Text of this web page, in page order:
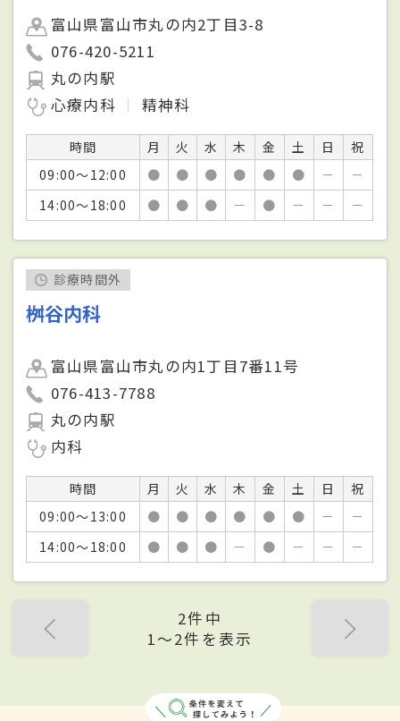
富山県富山市丸の内2丁目3-8
076-420-5211
丸の内駅
心療内科
精神科
時間 月 火 水 木 金 土 日
祝
09:00～12:00
● ● ● ● ● ● －
－
14:00～18:00
● ● ● － ● － － －
診療時間外
桝谷内科
富山県富山市丸の内1丁目7番11号
076-413-7788
丸の内駅
内科
時間 月 火 水 木 金 土 日
祝
09:00～13:00
● ● ● ● ● ● －
－
14:00～18:00
● ● ● － ● － － －
2件中
1〜2件を表示